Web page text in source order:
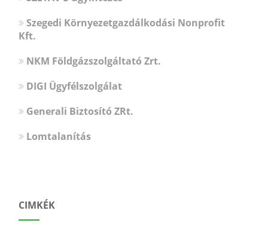
Szegedi Környezetgazdálkodási Nonprofit
Kft.
NKM Földgázszolgáltató Zrt.
DIGI Ügyfélszolgálat
Generali Biztosító ZRt.
Lomtalanítás
CIMKÉK